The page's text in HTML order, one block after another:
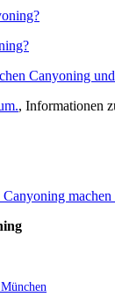
Canyoning
, Informationen